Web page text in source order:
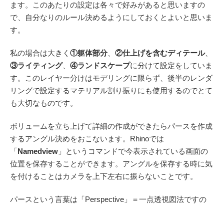
ます。このあたりの設定は各々で好みがあると思いますの
で、自分なりのルール決めるようにしておくとよいと思いま
す。
私の場合は大きく ①躯体部分、 ②仕上げを含むディテール、
③ライティング、 ④ランドスケープに分けて設定をしていま
す。このレイヤー分けはモデリングに限らず、後半のレンダ
リングで設定するマテリアル割り振りにも使用するのでとて
も大切なものです。
ボリュームを立ち上げて詳細の作成ができたらパースを作成
するアングル決めをおこないます。Rhinoでは
「Namedview 」というコマンドで今表示されている画面の
位置を保存することができます。 アングルを保存する時に気
を付けることはカメラを上下左右に振らないこと です。
パースという言葉は「Perspective」＝一点透視図法ですの